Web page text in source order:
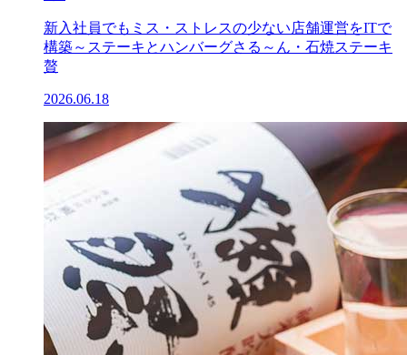
新入社員でもミス・ストレスの少ない店舗運営をITで
構築～ステーキとハンバーグさる～ん・石焼ステーキ
贅
2026.06.18